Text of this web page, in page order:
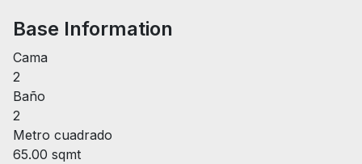
Base Information
Cama
2
Baño
2
Metro cuadrado
65.00 sqmt